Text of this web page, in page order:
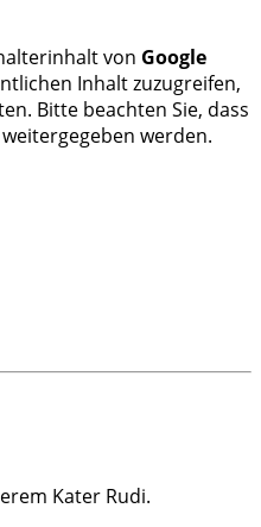
von Google
Inhalt zuzugreifen,
Bitte beachten Sie, dass
werden.
Kater Rudi.